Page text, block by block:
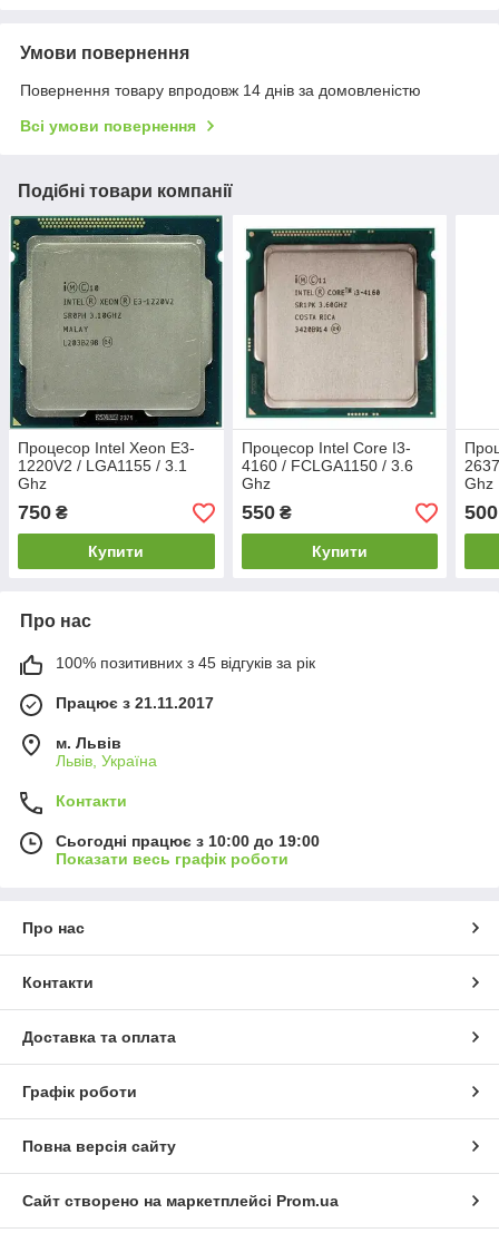
Умови повернення
Повернення товару впродовж 14 днів за домовленістю
Всі умови повернення
Подібні товари компанії
Процесор Intel Xeon E3-
1220V2 / LGA1155 / 3.1
Ghz
750 ₴
Купити
Процесор Intel Core I3-
4160 / FCLGA1150 / 3.6
Ghz
550₴
Купити
Ghz
500
Про нас
100% позитивних з 45 відгуків за рік
Працює з 21.11.2017
м. Львів
Львів, Україна
Контакти
Сьогодні працює з 10:00 до 19:00
Показати весь графік роботи
Про нас
Контакти
Доставка та оплата
Графік роботи
Повна версія сайту
Сайт створено на маркетплейсі Prom.ua